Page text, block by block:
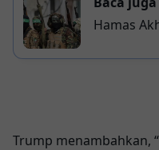
Hamas
Trump menambahkan,